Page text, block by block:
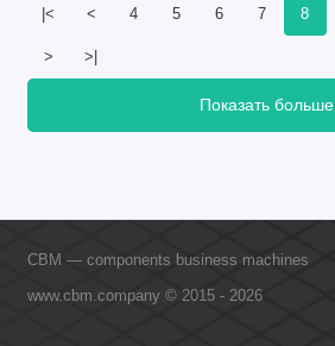
|< < 4 5 6 7 8
> >|
Показать больше
CBM — components business machines
www.cbm.company © 2015 - 2026